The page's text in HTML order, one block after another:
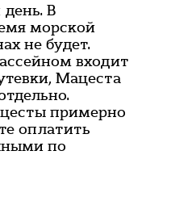
В
морской
не будет.
входит
Мацеста
примерно
оплатить
по